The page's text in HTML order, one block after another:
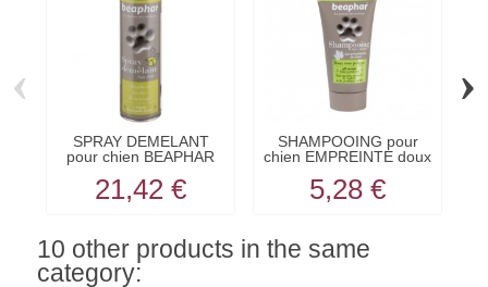
SPRAY DEMELANT
pour chien BEAPHAR
21,42 €
SHAMPOOING pour
chien EMPREINTE doux
5,28 €
‹ ›
10 other products in the same
category: